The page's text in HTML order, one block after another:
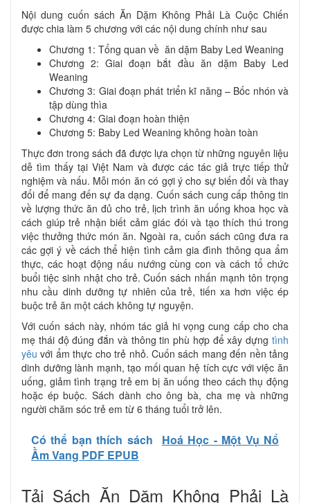
Nội dung cuốn sách Ăn Dặm Không Phải Là Cuộc Chiến
được chia làm 5 chương với các nội dung chính như sau
Chương 1: Tổng quan về ăn dặm Baby Led Weaning
Chương 2: Giai đoạn bắt đầu ăn dặm Baby Led
Weaning
Chương 3: Giai đoạn phát triển kĩ năng – Bốc nhón và
tập dùng thìa
Chương 4: Giai đoạn hoàn thiện
Chương 5: Baby Led Weaning không hoàn toàn
Thực đơn trong sách đã được lựa chọn từ những nguyên liệu
dễ tìm thấy tại Việt Nam và được các tác giả trực tiếp thử
nghiệm và nấu. Mỗi món ăn có gợi ý cho sự biến đổi và thay
đổi để mang đến sự đa dạng. Cuốn sách cung cấp thông tin
về lượng thức ăn đủ cho trẻ, lịch trình ăn uống khoa học và
cách giúp trẻ nhận biết cảm giác đói và tạo thích thú trong
việc thưởng thức món ăn. Ngoài ra, cuốn sách cũng đưa ra
các gợi ý về cách thể hiện tình cảm gia đình thông qua ẩm
thực, các hoạt động nấu nướng cùng con và cách tổ chức
buổi tiệc sinh nhật cho trẻ. Cuốn sách nhấn mạnh tôn trọng
nhu cầu dinh dưỡng tự nhiên của trẻ, tiến xa hơn việc ép
buộc trẻ ăn một cách không tự nguyện.
Với cuốn sách này, nhóm tác giả hi vọng cung cấp cho cha
mẹ thái độ đúng đắn và thông tin phù hợp để xây dựng tình
yêu với ẩm thực cho trẻ nhỏ. Cuốn sách mang đến nền tảng
dinh dưỡng lành mạnh, tạo mối quan hệ tích cực với việc ăn
uống, giảm tình trạng trẻ em bị ăn uống theo cách thụ động
hoặc ép buộc. Sách dành cho ông bà, cha mẹ và những
người chăm sóc trẻ em từ 6 tháng tuổi trở lên.
Có thể bạn thích sách
Hoá Học - Một Vụ Nổ
Ầm Vang PDF EPUB
Tải Sách Ăn Dặm Không Phải Là